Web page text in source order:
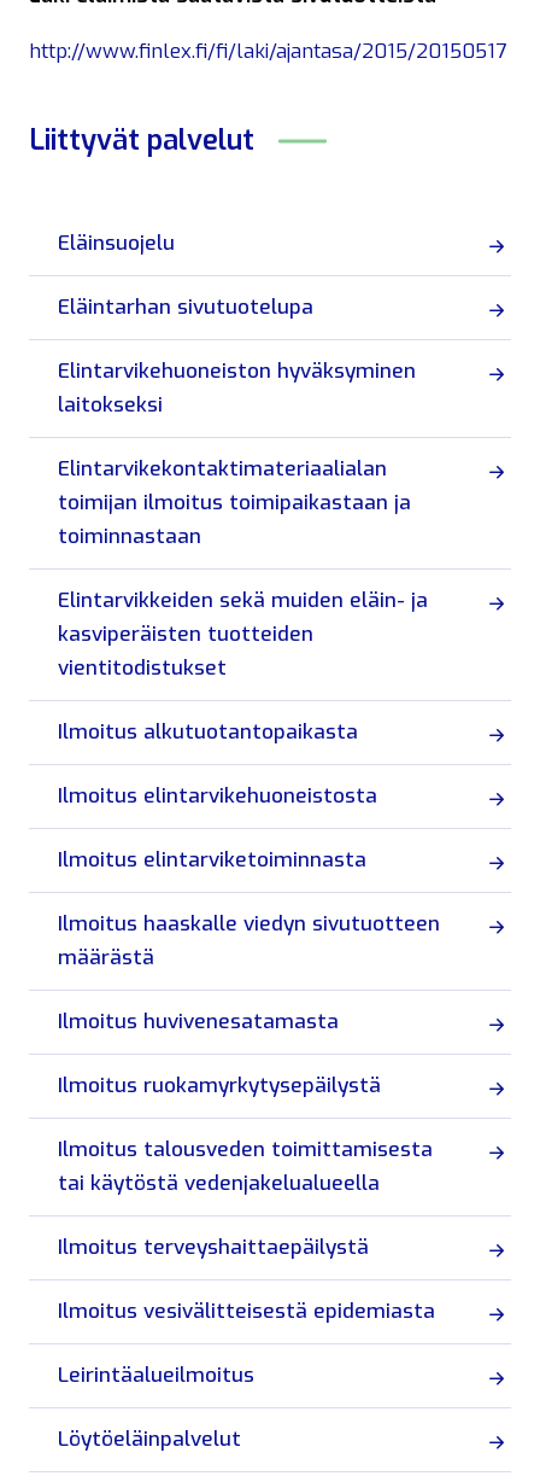
http://www.finlex.fi/fi/laki/ajantasa/2015/20150517
Liittyvät palvelut
Eläinsuojelu
Eläintarhan sivutuotelupa
Elintarvikehuoneiston hyväksyminen
laitokseksi
Elintarvikekontaktimateriaalialan
toimijan ilmoitus toimipaikastaan ja
toiminnastaan
Elintarvikkeiden sekä muiden eläin- ja
kasviperäisten tuotteiden
vientitodistukset
Ilmoitus alkutuotantopaikasta
Ilmoitus elintarvikehuoneistosta
Ilmoitus elintarviketoiminnasta
Ilmoitus haaskalle viedyn sivutuotteen
määrästä
Ilmoitus huvivenesatamasta
Ilmoitus ruokamyrkytysepäilystä
Ilmoitus talousveden toimittamisesta
tai käytöstä vedenjakelualueella
Ilmoitus terveyshaittaepäilystä
Ilmoitus vesivälitteisestä epidemiasta
Leirintäalueilmoitus
Löytöeläinpalvelut